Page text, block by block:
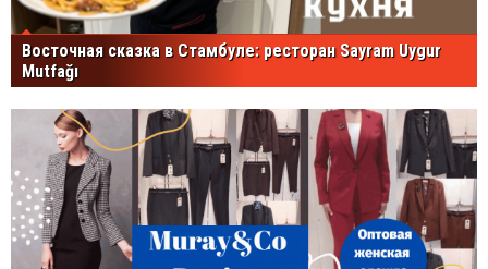
Восточная сказка в Стамбуле: ресторан Sayram Uygur
Mutfağı